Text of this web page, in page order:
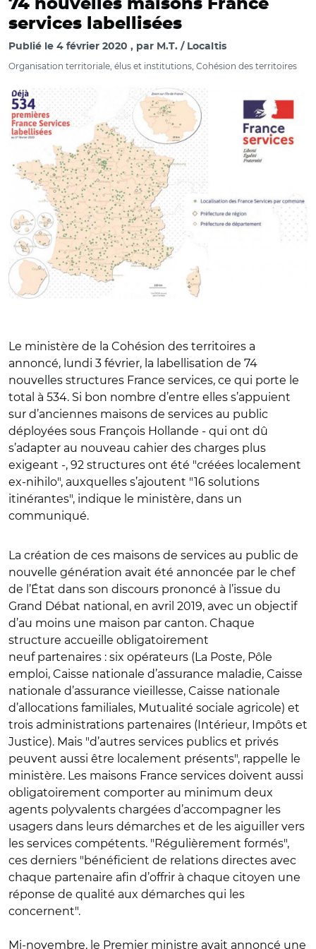
74 nouvelles maisons France
services labellisées
Publié le 4 février 2020 par M.T. / Localtis
Organisation territoriale, élus et institutions, Cohésion des territoires
© cohesion-territoires.gouv.fr
Le ministère de la Cohésion des territoires a
annoncé, lundi 3 février, la labellisation de 74
nouvelles structures France services, ce qui porte le
total à 534. Si bon nombre d’entre elles s’appuient
sur d’anciennes maisons de services au public
déployées sous François Hollande - qui ont dû
s’adapter au nouveau cahier des charges plus
exigeant -, 92 structures ont été "créées localement
ex-nihilo", auxquelles s’ajoutent "16 solutions
itinérantes", indique le ministère, dans un
communiqué.
La création de ces maisons de services au public de
nouvelle génération avait été annoncée par le chef
de l’État dans son discours prononcé à l’issue du
Grand Débat national, en avril 2019, avec un objectif
d’au moins une maison par canton. Chaque
structure accueille obligatoirement
neuf partenaires : six opérateurs (La Poste, Pôle
emploi, Caisse nationale d’assurance maladie, Caisse
nationale d’assurance vieillesse, Caisse nationale
d’allocations familiales, Mutualité sociale agricole) et
trois administrations partenaires (Intérieur, Impôts et
Justice). Mais "d’autres services publics et privés
peuvent aussi être localement présents", rappelle le
ministère. Les maisons France services doivent aussi
obligatoirement comporter au minimum deux
agents polyvalents chargées d’accompagner les
usagers dans leurs démarches et de les aiguiller vers
les services compétents. "Régulièrement formés",
ces derniers "bénéficient de relations directes avec
chaque partenaire afin d’offrir à chaque citoyen une
réponse de qualité aux démarches qui les
concernent".
Mi-novembre, le Premier ministre avait annoncé une